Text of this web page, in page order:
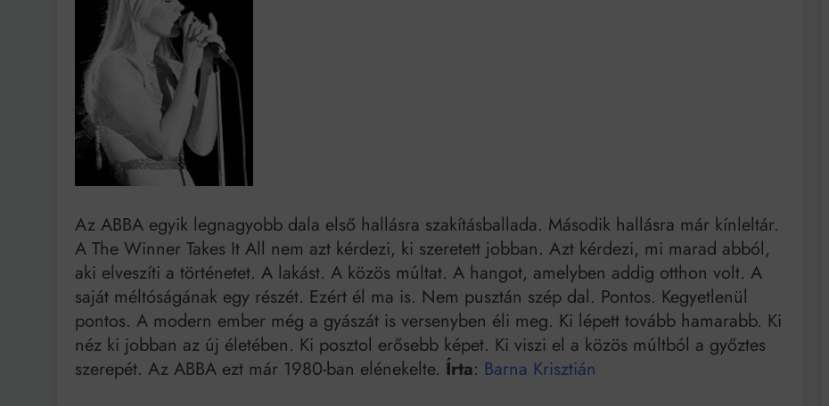
Karinthy Frigyes: a zseni, aki belenézett a saját koponyájába
Ki akarsz törni. De miből?
Az öregség nem csak ránc?
Az ördög még mindig Pradát visel. De te miért öltözöl hozzá?
Móricz Zsigmond: falusi író vagy boncmester?
Az ABBA egyik legnagyobb dala első hallásra szakításballada. Második hallásra már kínleltár.
A The Winner Takes It All nem azt kérdezi, ki szeretett jobban. Azt kérdezi, mi marad abból,
aki elveszíti a történetet. A lakást. A közös múltat. A hangot, amelyben addig otthon volt. A
saját méltóságának egy részét. Ezért él ma is. Nem pusztán szép dal. Pontos. Kegyetlenül
pontos. A modern ember még a gyászát is versenyben éli meg. Ki lépett tovább hamarabb. Ki
néz ki jobban az új életében. Ki posztol erősebb képet. Ki viszi el a közös múltból a győztes
szerepét. Az ABBA ezt már 1980-ban elénekelte. Írta: Barna Krisztián